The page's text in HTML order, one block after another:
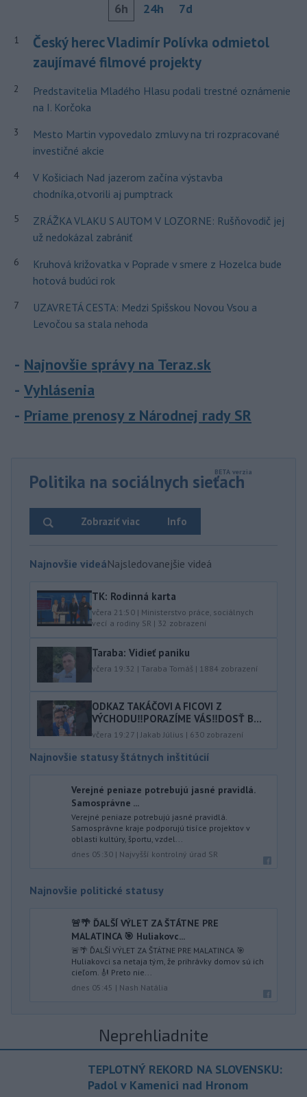
6h 24h 7d
1
Český herec Vladimír Polívka odmietol
zaujímavé filmové projekty
2
Predstavitelia Mladého Hlasu podali trestné oznámenie
na I. Korčoka
3
Mesto Martin vypovedalo zmluvy na tri rozpracované
investičné akcie
4
V Košiciach Nad jazerom začína výstavba
chodníka,otvorili aj pumptrack
5
ZRÁŽKA VLAKU S AUTOM V LOZORNE: Rušňovodič jej
už nedokázal zabrániť
6
Kruhová križovatka v Poprade v smere z Hozelca bude
hotová budúci rok
7
UZAVRETÁ CESTA: Medzi Spišskou Novou Vsou a
Levočou sa stala nehoda
Najnovšie správy na Teraz.sk
Vyhlásenia
Priame prenosy z Národnej rady SR
Politika na sociálnych sieťach
Info
Zobraziť viac
Najnovšie videáNajsledovanejšie videá
TK: Rodinná karta
včera 21:50 | Ministerstvo práce, sociálnych
vecí a rodiny SR | 32 zobrazení
Taraba: Vidieť paniku
včera 19:32 | Taraba Tomáš | 1884 zobrazení
ODKAZ TAKÁČOVI A FICOVI Z
VÝCHODU‼️PORAZÍME VÁS‼️DOSŤ B...
včera 19:27 |Jakab Július | 630 zobrazení
Najnovšie statusy štátnych inštitúcií
Verejné peniaze potrebujú jasné pravidlá.
Samosprávne ...
Verejné peniaze potrebujú jasné pravidlá.
Samosprávne kraje podporujú tisíce projektov v
oblasti kultúry, športu, vzdel...
dnes 05:30 | Najvyšší kontrolný úrad SR
Najnovšie politické statusy
🚨🌴 ĎALŠÍ VÝLET ZA ŠTÁTNE PRE
MALATINCA 🎯 Huliakovc...
🚨🌴 ĎALŠÍ VÝLET ZA ŠTÁTNE PRE MALATINCA 🎯
Huliakovci sa netaja tým, že prihrávky domov sú ich
cieľom. 🎻 Preto nie...
dnes 05:45 | Nash Natália
Neprehliadnite
TEPLOTNÝ REKORD NA SLOVENSKU:
Padol v Kamenici nad Hronom